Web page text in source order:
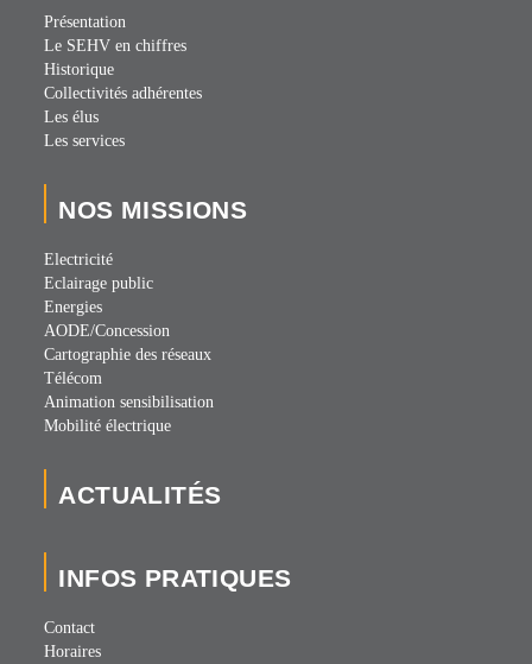
Présentation
Le SEHV en chiffres
Historique
Collectivités adhérentes
Les élus
Les services
NOS MISSIONS
Electricité
Eclairage public
Energies
AODE/Concession
Cartographie des réseaux
Télécom
Animation sensibilisation
Mobilité électrique
ACTUALITÉS
INFOS PRATIQUES
Contact
Horaires